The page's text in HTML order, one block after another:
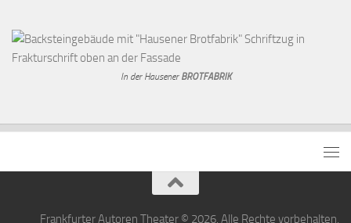
In der Hausener BROTFABRIK
Frankfurter Autoren Theater © 2026. Alle Rechte vorbehalten.